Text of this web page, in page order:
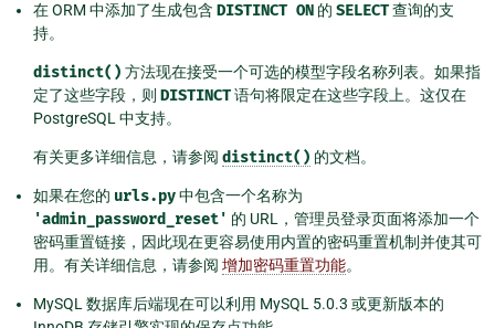
在 ORM 中添加了生成包含 DISTINCT ON 的 SELECT查询的支
持。
distinct() 方法现在接受一个可选的模型字段名称列表。如果指
定了这些字段，则 DISTINCT语句将限定在这些字段上。这仅在
PostgreSQL 中支持。
有关更多详细信息，请参阅 distinct() 的文档。
如果在您的 urls.py中包含一个名称为
'admin_password_reset' 的 URL，管理员登录页面将添加一个
密码重置链接，因此现在更容易使用内置的密码重置机制并使其可
用。有关详细信息，请参阅 增加密码重置功能。
MySQL 数据库后端现在可以利用 MySQL 5.0.3 或更新版本的